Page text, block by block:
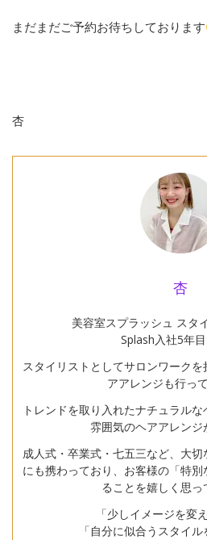
まだまだご予約お待ちしております
杏
杏
美容室スプラッシュ スタ
Splash入社5年目
スタイリストとしてサロンワーク
アアレンジも行っ
トレンドを取り入れたナチュラル
雰囲気のヘアアレンジ
成人式・卒業式・七五三など、大
にも携わっており、お客様の「特
ることを嬉しく思っ
「少しイメージを変
「自分に似合うスタイル